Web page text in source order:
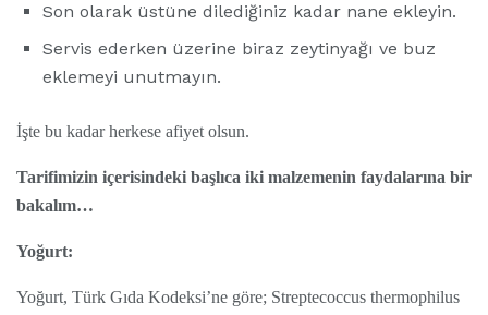
Son olarak üstüne dilediğiniz kadar nane ekleyin.
Servis ederken üzerine biraz zeytinyağı ve buz
eklemeyi unutmayın.
İşte bu kadar herkese afiyet olsun.
Tarifimizin içerisindeki başlıca iki malzemenin faydalarına bir
bakalım…
Yoğurt:
Yoğurt, Türk Gıda Kodeksi’ne göre; Streptecoccus thermophilus